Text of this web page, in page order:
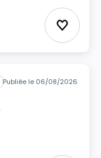
Ajouter
Publiée le 06/08/2026